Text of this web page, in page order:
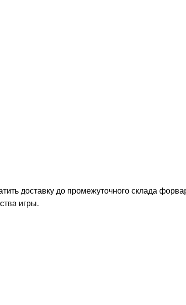
доставку до промежуточного склада
игры.